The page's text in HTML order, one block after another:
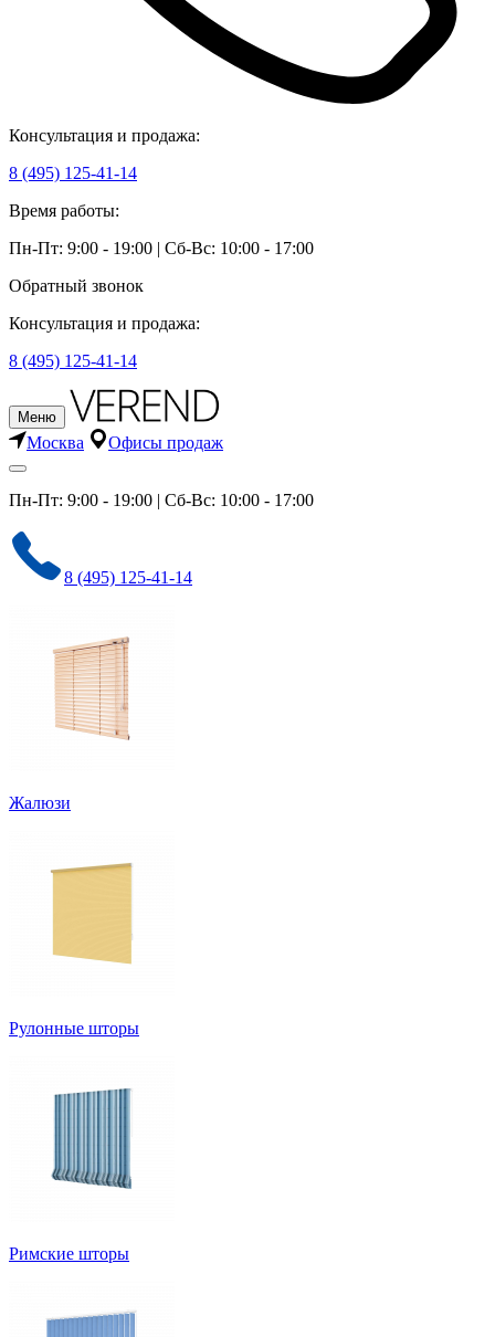
Консультация и продажа:
8 (495) 125-41-14
Время работы:
Пн-Пт: 9:00 - 19:00 | Сб-Вс: 10:00 - 17:00
Обратный звонок
Консультация и продажа:
8 (495) 125-41-14
Меню
Москва Офисы продаж
Пн-Пт: 9:00 - 19:00 | Сб-Вс: 10:00 - 17:00
8 (495) 125-41-14
Жалюзи
Рулонные шторы
Римские шторы